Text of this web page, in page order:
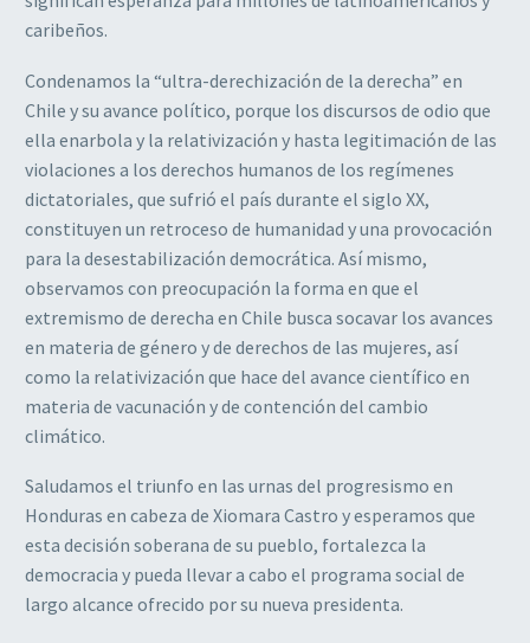
caribeños.
Condenamos la “ultra-derechización de la derecha” en
Chile y su avance político, porque los discursos de odio que
ella enarbola y la relativización y hasta legitimación de las
violaciones a los derechos humanos de los regímenes
dictatoriales, que sufrió el país durante el siglo XX,
constituyen un retroceso de humanidad y una provocación
para la desestabilización democrática. Así mismo,
observamos con preocupación la forma en que el
extremismo de derecha en Chile busca socavar los avances
en materia de género y de derechos de las mujeres, así
como la relativización que hace del avance científico en
materia de vacunación y de contención del cambio
climático.
Saludamos el triunfo en las urnas del progresismo en
Honduras en cabeza de Xiomara Castro y esperamos que
esta decisión soberana de su pueblo, fortalezca la
democracia y pueda llevar a cabo el programa social de
largo alcance ofrecido por su nueva presidenta.